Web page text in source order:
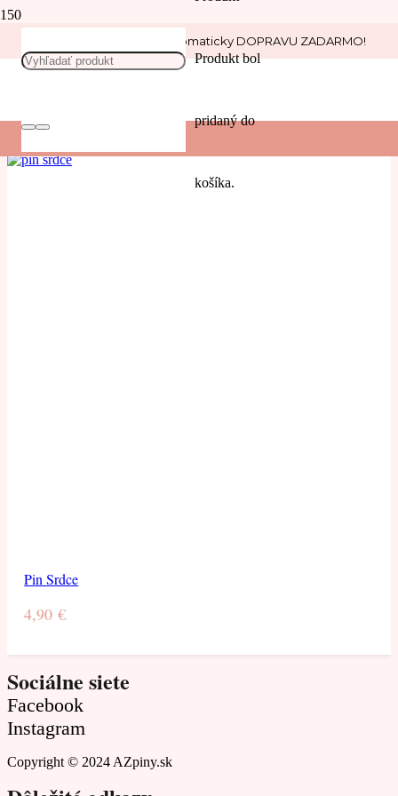
Nakúp nad 30 € a získaj automaticky DOPRAVU ZADARMO!
Produktbol
pridaný do
košíka.
srdiečko
Pin Srdce
4,90€
Sociálne siete
Facebook
Instagram
Copyright © 2024 AZpiny.sk